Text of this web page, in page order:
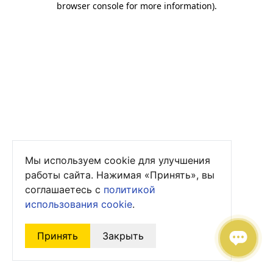
browser console for more information).
Мы используем cookie для улучшения
работы сайта. Нажимая «Принять», вы
соглашаетесь с политикой
использования cookie.
Принять Закрыть